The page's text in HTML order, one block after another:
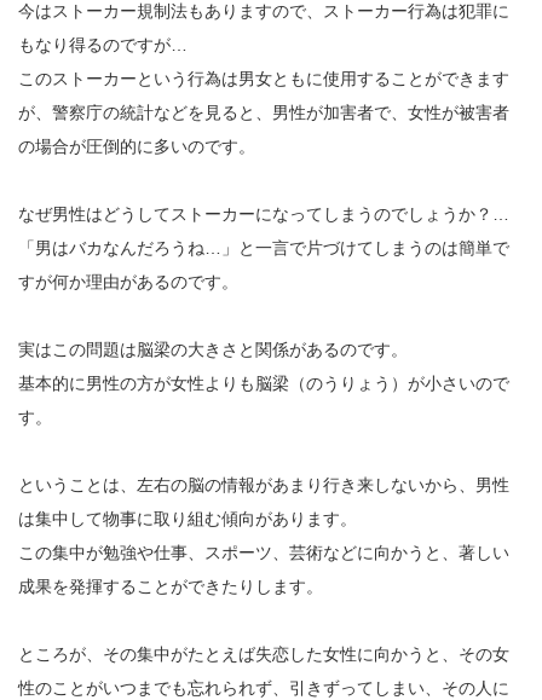
今はストーカー規制法もありますので、ストーカー行為は犯罪に
もなり得るのですが…
このストーカーという行為は男女ともに使用することができます
が、警察庁の統計などを見ると、男性が加害者で、女性が被害者
の場合が圧倒的に多いのです。
なぜ男性はどうしてストーカーになってしまうのでしょうか？…
「男はバカなんだろうね…」と一言で片づけてしまうのは簡単で
すが何か理由があるのです。
実はこの問題は脳梁の大きさと関係があるのです。
基本的に男性の方が女性よりも脳梁（のうりょう）が小さいので
す。
ということは、左右の脳の情報があまり行き来しないから、男性
は集中して物事に取り組む傾向があります。
この集中が勉強や仕事、スポーツ、芸術などに向かうと、著しい
成果を発揮することができたりします。
ところが、その集中がたとえば失恋した女性に向かうと、その女
性のことがいつまでも忘れられず、引きずってしまい、その人に